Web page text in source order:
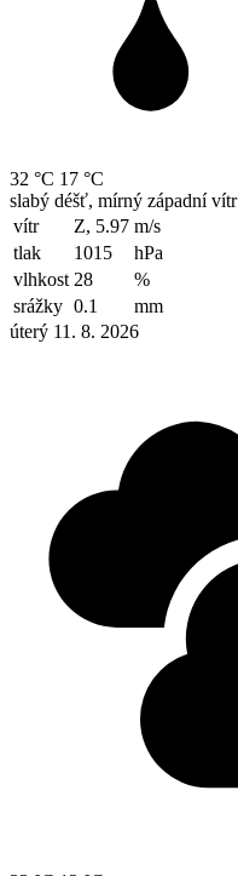
32 °C 17 °C
slabý déšť, mírný západní vítr
vítr
Z, 5.97 m/s
tlak
1015
hPa
vlhkost 28
%
srážky 0.1
mm
úterý 11. 8. 2026